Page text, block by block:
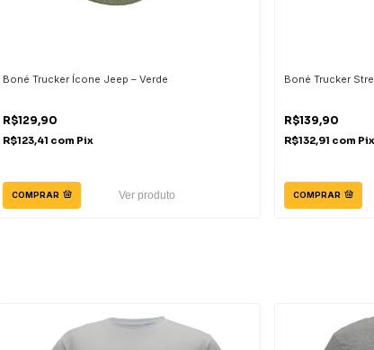
Boné Trucker Ícone Jeep – Verde
R$129,90
R$123,41 com Pix
COMPRAR Ver produto
Boné Trucker
R$139,90
R$132,91 com Pix
COMPRAR